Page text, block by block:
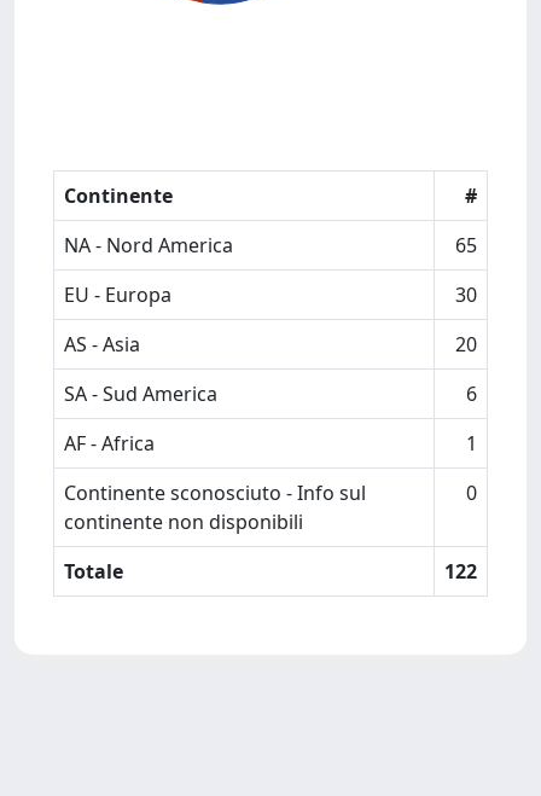
Continente
#
NA - Nord America
65
EU - Europa
30
AS - Asia
20
SA - Sud America
6
AF - Africa
1
Continente sconosciuto - Info sul
continente non disponibili
0
Totale 122